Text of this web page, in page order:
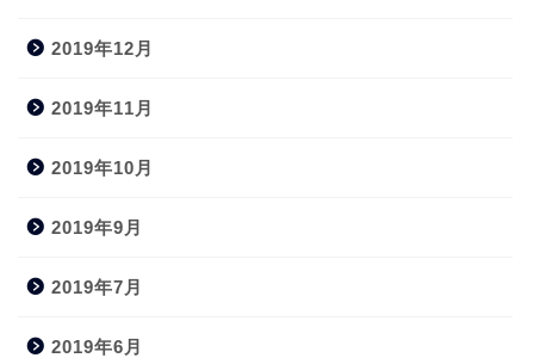
2019年12月
2019年11月
2019年10月
2019年9月
2019年7月
2019年6月